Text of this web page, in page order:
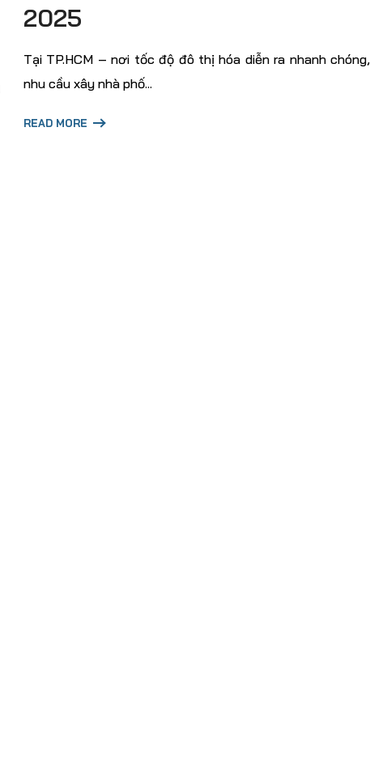
2025
Tại TP.HCM – nơi tốc độ đô thị hóa diễn ra nhanh chóng,
nhu cầu xây nhà phố...
READ MORE